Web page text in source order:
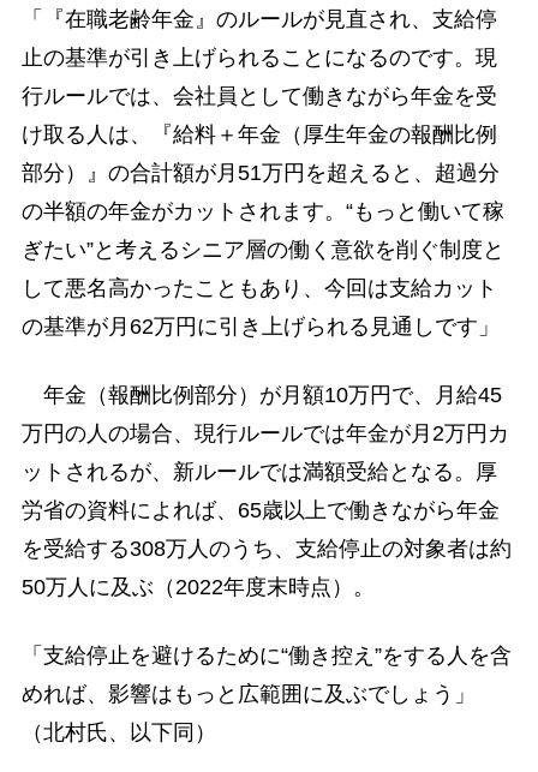
「『在職老齢年金』のルールが見直され、支給停
止の基準が引き上げられることになるのです。現
行ルールでは、会社員として働きながら年金を受
け取る人は、『給料＋年金（厚生年金の報酬比例
部分）』の合計額が月51万円を超えると、超過分
の半額の年金がカットされます。“もっと働いて稼
ぎたい”と考えるシニア層の働く意欲を削ぐ制度と
して悪名高かったこともあり、今回は支給カット
の基準が月62万円に引き上げられる見通しです」
年金（報酬比例部分）が月額10万円で、月給45
万円の人の場合、現行ルールでは年金が月2万円カ
ットされるが、新ルールでは満額受給となる。厚
労省の資料によれば、65歳以上で働きながら年金
を受給する308万人のうち、支給停止の対象者は約
50万人に及ぶ（2022年度末時点）。
「支給停止を避けるために“働き控え”をする人を含
めれば、影響はもっと広範囲に及ぶでしょう」
（北村氏、以下同）